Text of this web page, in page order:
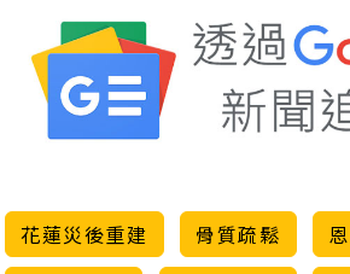
花蓮災後重建 骨質疏鬆